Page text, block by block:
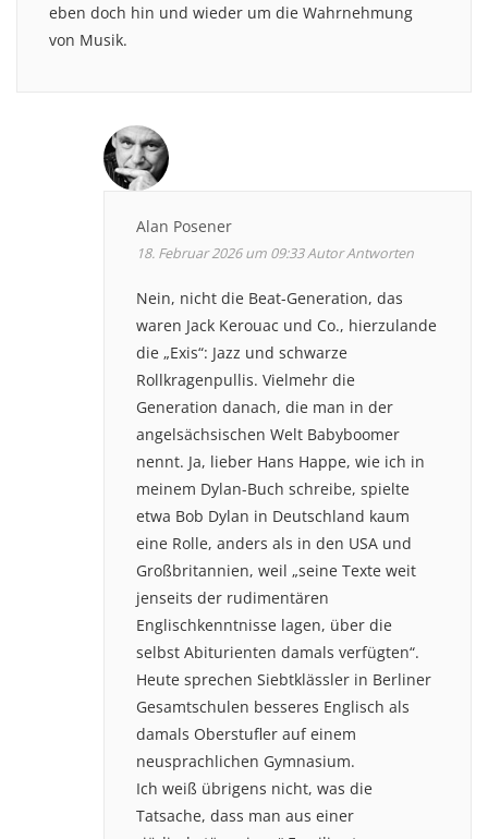
eben doch hin und wieder um die Wahrnehmung
von Musik.
Alan Posener
18. Februar 2026 um 09:33AutorAntworten
Nein, nicht die Beat-Generation, das
waren Jack Kerouac und Co., hierzulande
die „Exis“: Jazz und schwarze
Rollkragenpullis. Vielmehr die
Generation danach, die man in der
angelsächsischen Welt Babyboomer
nennt. Ja, lieber Hans Happe, wie ich in
meinem Dylan-Buch schreibe, spielte
etwa Bob Dylan in Deutschland kaum
eine Rolle, anders als in den USA und
Großbritannien, weil „seine Texte weit
jenseits der rudimentären
Englischkenntnisse lagen, über die
selbst Abiturienten damals verfügten“.
Heute sprechen Siebtklässler in Berliner
Gesamtschulen besseres Englisch als
damals Oberstufler auf einem
neusprachlichen Gymnasium.
Ich weiß übrigens nicht, was die
Tatsache, dass man aus einer